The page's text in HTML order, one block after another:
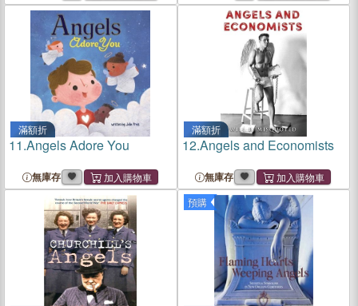
滿額折
11.Angels Adore You
無庫存
滿額折
12.Angels and Economists
無庫存
預購